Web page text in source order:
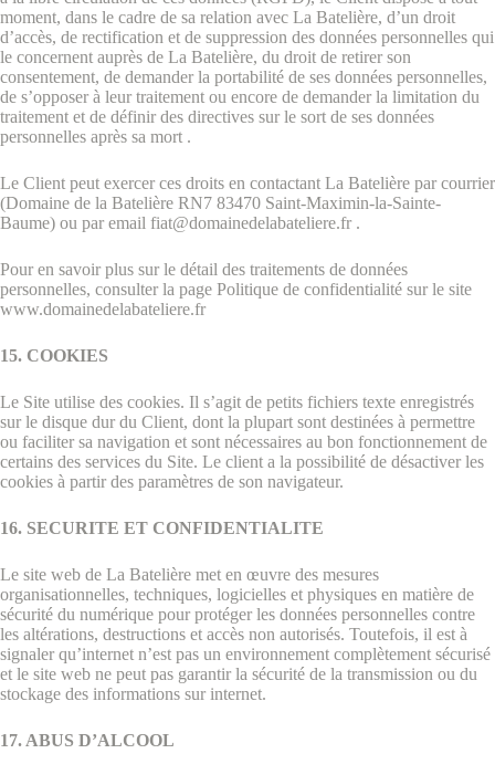
moment, dans le cadre de sa relation avec La Batelière, d’un droit
d’accès, de rectification et de suppression des données personnelles qui
le concernent auprès de La Batelière, du droit de retirer son
consentement, de demander la portabilité de ses données personnelles,
de s’opposer à leur traitement ou encore de demander la limitation du
traitement et de définir des directives sur le sort de ses données
personnelles après sa mort .
Le Client peut exercer ces droits en contactant La Batelière par courrier
(Domaine de la Batelière RN7 83470 Saint-Maximin-la-Sainte-
Baume) ou par email fiat@domainedelabateliere.fr .
Pour en savoir plus sur le détail des traitements de données
personnelles, consulter la page Politique de confidentialité sur le site
www.domainedelabateliere.fr
15. COOKIES
Le Site utilise des cookies. Il s’agit de petits fichiers texte enregistrés
sur le disque dur du Client, dont la plupart sont destinées à permettre
ou faciliter sa navigation et sont nécessaires au bon fonctionnement de
certains des services du Site. Le client a la possibilité de désactiver les
cookies à partir des paramètres de son navigateur.
16. SECURITE ET CONFIDENTIALITE
Le site web de La Batelière met en œuvre des mesures
organisationnelles, techniques, logicielles et physiques en matière de
sécurité du numérique pour protéger les données personnelles contre
les altérations, destructions et accès non autorisés. Toutefois, il est à
signaler qu’internet n’est pas un environnement complètement sécurisé
et le site web ne peut pas garantir la sécurité de la transmission ou du
stockage des informations sur internet.
17. ABUS D’ALCOOL